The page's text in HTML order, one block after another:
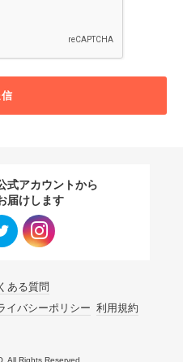
式アカウントから
届けします
ある質問
イバシーポリシー 利用規約
All Rights Reserved.